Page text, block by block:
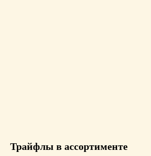
Трайфлы в ассортименте